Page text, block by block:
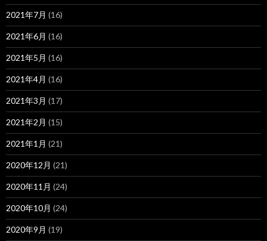
2021年7月 (16)
2021年6月 (16)
2021年5月 (16)
2021年4月 (16)
2021年3月 (17)
2021年2月 (15)
2021年1月 (21)
2020年12月 (21)
2020年11月 (24)
2020年10月 (24)
2020年9月 (19)